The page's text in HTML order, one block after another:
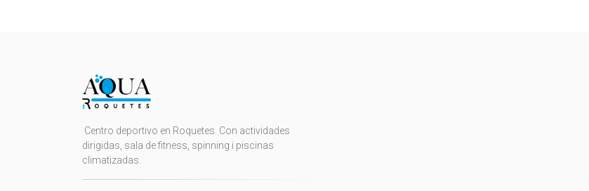
Centro deportivo en Roquetes. Con actividades
dirigidas, sala de fitness, spinning i piscinas
climatizadas.